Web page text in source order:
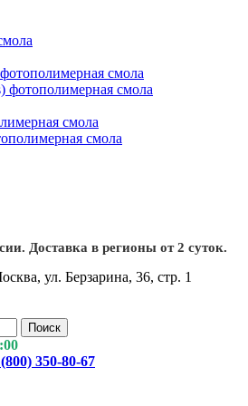
смола
фотополимерная смола
смола
смола
Доставка в регионы от 2 суток.
ул. Берзарина, 36, стр. 1
Поиск
350-80-67